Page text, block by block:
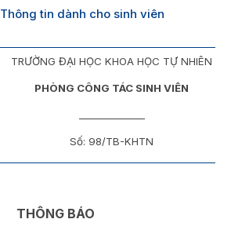
Thông tin dành cho sinh viên
TRƯỜNG ĐẠI HỌC KHOA HỌC TỰ NHIÊN
PHÒNG CÔNG TÁC SINH VIÊN
Số: 98/TB-KHTN
THÔNG BÁO